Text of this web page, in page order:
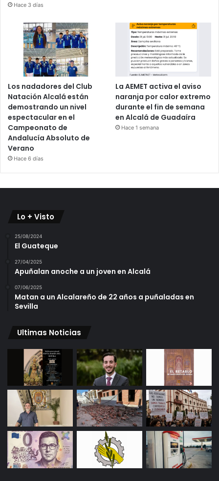
Hace 3 días
Los nadadores del Club
Natación Alcalá están
demostrando un nivel
espectacular en el
Campeonato de
Andalucía Absoluto de
Verano
Hace 6 días
La AEMET activa el aviso
naranja por calor extremo
durante el fin de semana
en Alcalá de Guadaíra
Hace 1 semana
Lo + Visto
25/08/2024
El Guateque
27/04/2025
Apuñalan anoche a un joven en Alcalá
07/06/2025
Matan a un Alcalareño de 22 años a puñaladas en
Sevilla
Ultimas Noticias